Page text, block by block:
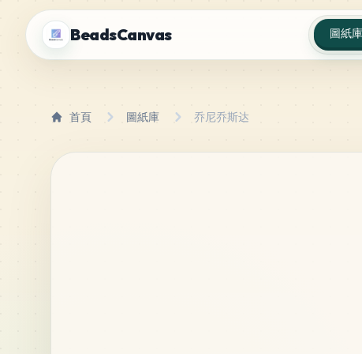
BeadsCanvas 圖紙庫
首頁 圖紙庫 乔尼乔斯达